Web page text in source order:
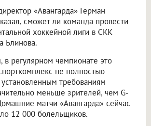
«Авангарда» Герман
сможет ли команда провести
хоккейной лиги в СКК
Блинова.
в регулярном чемпионате это
не полностью
установленным требованиям
меньше зрителей, чем G-
матчи «Авангарда» сейчас
12 000 болельщиков.